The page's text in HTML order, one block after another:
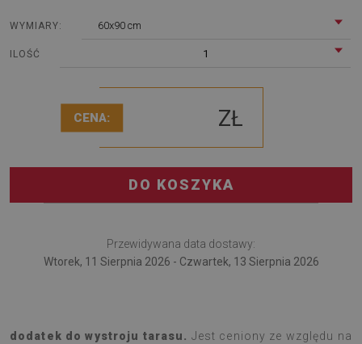
WYMIARY: 60x90 cm
ILOŚĆ 1
CENA: ZŁ
DO KOSZYKA
Przewidywana data dostawy:
Wtorek, 11 Sierpnia 2026 - Czwartek, 13 Sierpnia 2026
dodatek do wystroju tarasu. Jest ceniony ze względu na